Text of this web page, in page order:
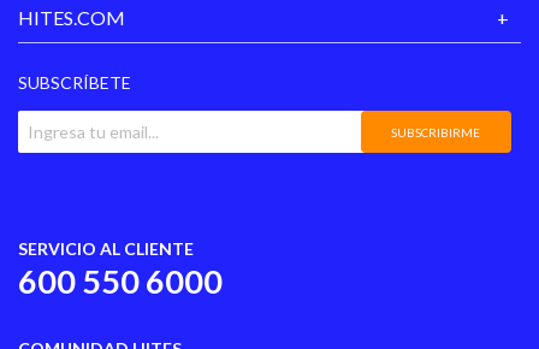
HITES.COM
SUBSCRÍBETE
SUBSCRIBIRME
SERVICIO AL CLIENTE
600 550 6000